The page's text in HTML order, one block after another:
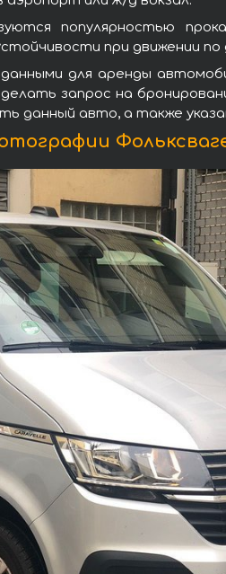
популярностью
при движении по
для аренды
запрос на
данный авто, а также